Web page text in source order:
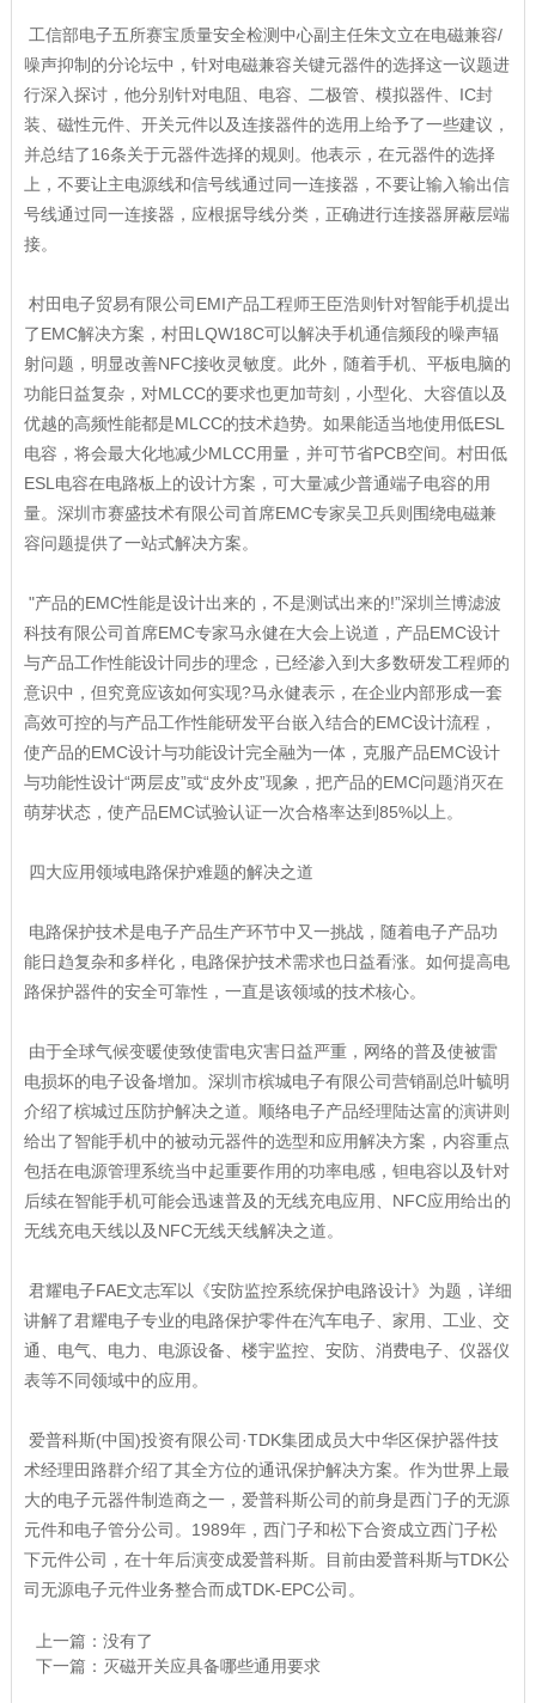
工信部电子五所赛宝质量安全检测中心副主任朱文立在电磁兼容/
噪声抑制的分论坛中，针对电磁兼容关键元器件的选择这一议题进
行深入探讨，他分别针对电阻、电容、二极管、模拟器件、IC封
装、磁性元件、开关元件以及连接器件的选用上给予了一些建议，
并总结了16条关于元器件选择的规则。他表示，在元器件的选择
上，不要让主电源线和信号线通过同一连接器，不要让输入输出信
号线通过同一连接器，应根据导线分类，正确进行连接器屏蔽层端
接。
村田电子贸易有限公司EMI产品工程师王臣浩则针对智能手机提出
了EMC解决方案，村田LQW18C可以解决手机通信频段的噪声辐
射问题，明显改善NFC接收灵敏度。此外，随着手机、平板电脑的
功能日益复杂，对MLCC的要求也更加苛刻，小型化、大容值以及
优越的高频性能都是MLCC的技术趋势。如果能适当地使用低ESL
电容，将会最大化地减少MLCC用量，并可节省PCB空间。村田低
ESL电容在电路板上的设计方案，可大量减少普通端子电容的用
量。深圳市赛盛技术有限公司首席EMC专家吴卫兵则围绕电磁兼
容问题提供了一站式解决方案。
"产品的EMC性能是设计出来的，不是测试出来的!”深圳兰博滤波
科技有限公司首席EMC专家马永健在大会上说道，产品EMC设计
与产品工作性能设计同步的理念，已经渗入到大多数研发工程师的
意识中，但究竟应该如何实现?马永健表示，在企业内部形成一套
高效可控的与产品工作性能研发平台嵌入结合的EMC设计流程，
使产品的EMC设计与功能设计完全融为一体，克服产品EMC设计
与功能性设计“两层皮”或“皮外皮”现象，把产品的EMC问题消灭在
萌芽状态，使产品EMC试验认证一次合格率达到85%以上。
四大应用领域电路保护难题的解决之道
电路保护技术是电子产品生产环节中又一挑战，随着电子产品功
能日趋复杂和多样化，电路保护技术需求也日益看涨。如何提高电
路保护器件的安全可靠性，一直是该领域的技术核心。
由于全球气候变暖使致使雷电灾害日益严重，网络的普及使被雷
电损坏的电子设备增加。深圳市槟城电子有限公司营销副总叶毓明
介绍了槟城过压防护解决之道。顺络电子产品经理陆达富的演讲则
给出了智能手机中的被动元器件的选型和应用解决方案，内容重点
包括在电源管理系统当中起重要作用的功率电感，钽电容以及针对
后续在智能手机可能会迅速普及的无线充电应用、NFC应用给出的
无线充电天线以及NFC无线天线解决之道。
君耀电子FAE文志军以《安防监控系统保护电路设计》为题，详细
讲解了君耀电子专业的电路保护零件在汽车电子、家用、工业、交
通、电气、电力、电源设备、楼宇监控、安防、消费电子、仪器仪
表等不同领域中的应用。
爱普科斯(中国)投资有限公司·TDK集团成员大中华区保护器件技
术经理田路群介绍了其全方位的通讯保护解决方案。作为世界上最
大的电子元器件制造商之一，爱普科斯公司的前身是西门子的无源
元件和电子管分公司。1989年，西门子和松下合资成立西门子松
下元件公司，在十年后演变成爱普科斯。目前由爱普科斯与TDK公
司无源电子元件业务整合而成TDK-EPC公司。
上一篇：没有了
下一篇： 灭磁开关应具备哪些通用要求